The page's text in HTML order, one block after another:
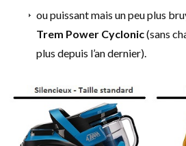
ou puissant mais un peu plus
Trem Power Cyclonic(sans
plus depuis l’an dernier).